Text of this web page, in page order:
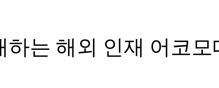
는 해외 인재 어코